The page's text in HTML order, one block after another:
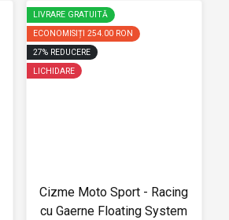
LIVRARE GRATUITĂ
ECONOMISIȚI 254.00 RON
27% REDUCERE
LICHIDARE
Cizme Moto Sport - Racing
cu Gaerne Floating System